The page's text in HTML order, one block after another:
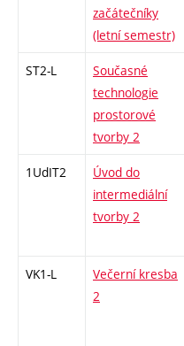
začátečníky
(letní semestr)
ST2-L
Současné
technologie
prostorové
tvorby 2
1UdIT2
Úvod do
intermediální
tvorby 2
VK1-L
Večerní kresba
2